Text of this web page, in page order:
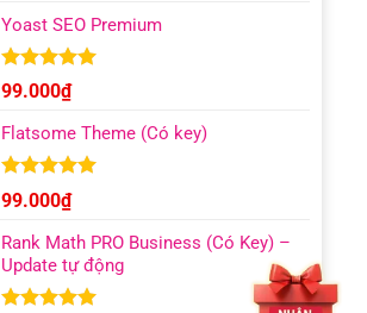
5 sao
Yoast SEO Premium
Được xếp
hạng 4.96
5 sao
99.000₫
Flatsome Theme (Có key)
Được xếp
hạng4.95
5 sao
99.000₫
Rank Math PRO Business (Có Key) –
Update tự động